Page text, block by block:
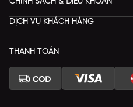
DỊCH VỤ KHÁCH HÀNG
THANH TOÁN